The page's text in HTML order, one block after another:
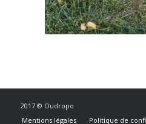
2017 © Oudropo
Mentions légales
Politique de